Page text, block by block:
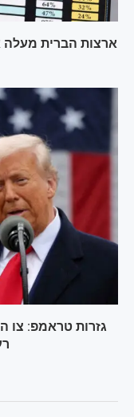
ארצות הברית מעלה
גזרות טראמפ: צו